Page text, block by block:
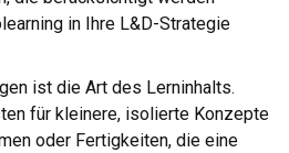
in Ihre L&D-Strategie
ist die Art des Lerninhalts.
für kleinere, isolierte Konzepte
oder Fertigkeiten, die eine